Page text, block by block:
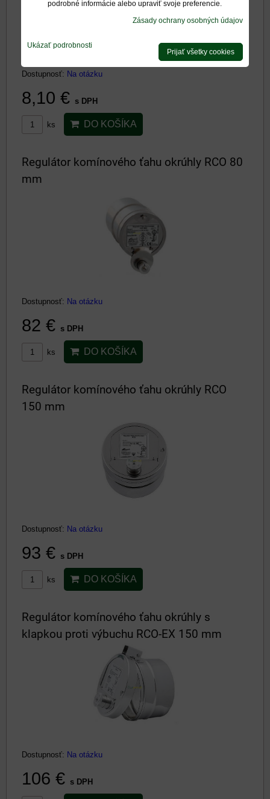
Dostupnosť: Na otázku
8,10 € s DPH
ks DO KOŠÍKA
Regulátor komínového ťahu okrúhly RCO 80
mm
Dostupnosť: Na otázku
82 € s DPH
ks DO KOŠÍKA
Regulátor komínového ťahu okrúhly RCO
150 mm
Dostupnosť: Na otázku
93 € s DPH
ks DO KOŠÍKA
Regulátor komínového ťahu okrúhly s
klapkou proti výbuchu RCO-EX 150 mm
Dostupnosť: Na otázku
106 € s DPH
podrobné informácie alebo upraviť svoje preferencie.
Zásady ochrany osobných údajov
Ukázať podrobnosti
Prijať všetky cookies